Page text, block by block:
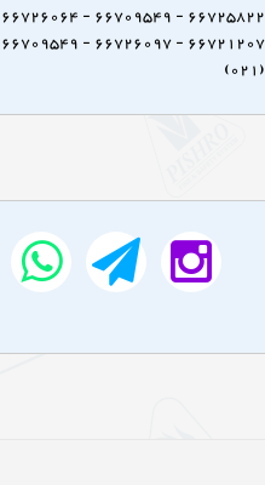
(021)